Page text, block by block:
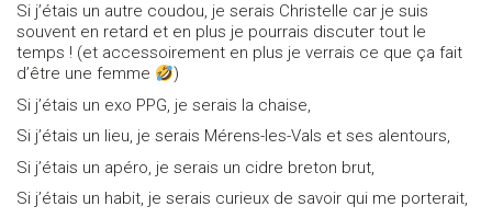
Si j’étais un autre coudou, je serais Christelle car je suis
souvent en retard et en plus je pourrais discuter tout le
temps ! (et accessoirement en plus je verrais ce que ça fait
d’être une femme
)
Si j’étais un exo PPG, je serais la chaise,
Si j’étais un lieu, je serais Mérens-les-Vals et ses alentours,
Si j’étais un apéro, je serais un cidre breton brut,
Si j’étais un habit, je serais curieux de savoir qui me porterait,